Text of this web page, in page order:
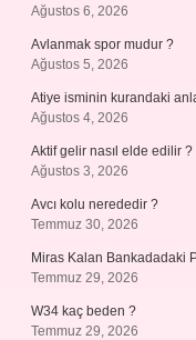
Ağustos 6, 2026
Avlanmak spor mudur ?
Ağustos 5, 2026
Atiye isminin kurandaki
Ağustos 4, 2026
Aktif gelir nasıl elde edilir ?
Ağustos 3, 2026
Avcı kolu nerededir ?
Temmuz 30, 2026
Miras Kalan Bankadadaki
Temmuz 29, 2026
W34 kaç beden ?
Temmuz 29, 2026